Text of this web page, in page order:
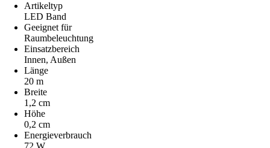
Artikeltyp
LED Band
Geeignet für
Raumbeleuchtung
Einsatzbereich
Innen, Außen
Länge
20 m
Breite
1,2 cm
Höhe
0,2 cm
Energieverbrauch
72 W